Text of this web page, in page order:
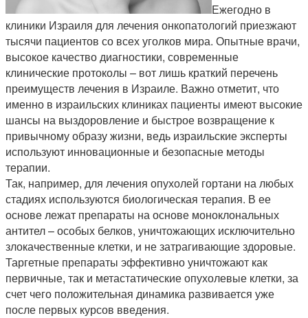
Ежегодно в
клиники Израиля для лечения онкопатологий приезжают
тысячи пациентов со всех уголков мира. Опытные врачи,
высокое качество диагностики, современные
клинические протоколы – вот лишь краткий перечень
преимуществ лечения в Израиле. Важно отметит, что
именно в израильских клиниках пациенты имеют высокие
шансы на выздоровление и быстрое возвращение к
привычному образу жизни, ведь израильские эксперты
используют инновационные и безопасные методы
терапии.
Так, например, для лечения опухолей гортани на любых
стадиях используются биологическая терапия. В ее
основе лежат препараты на основе моноклональных
антител – особых белков, уничтожающих исключительно
злокачественные клетки, и не затрагивающие здоровые.
Таргетные препараты эффективно уничтожают как
первичные, так и метастатические опухолевые клетки, за
счет чего положительная динамика развивается уже
после первых курсов введения.